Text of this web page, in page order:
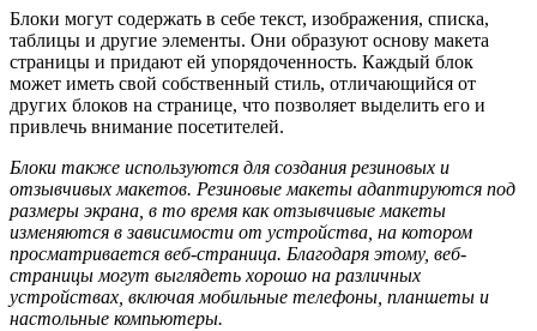
Блоки могут содержать в себе текст, изображения, списка,
таблицы и другие элементы. Они образуют основу макета
страницы и придают ей упорядоченность. Каждый блок
может иметь свой собственный стиль, отличающийся от
других блоков на странице, что позволяет выделить его и
привлечь внимание посетителей.
Блоки также используются для создания резиновых и
отзывчивых макетов. Резиновые макеты адаптируются под
размеры экрана, в то время как отзывчивые макеты
изменяются в зависимости от устройства, на котором
просматривается веб-страница. Благодаря этому, веб-
страницы могут выглядеть хорошо на различных
устройствах, включая мобильные телефоны, планшеты и
настольные компьютеры.